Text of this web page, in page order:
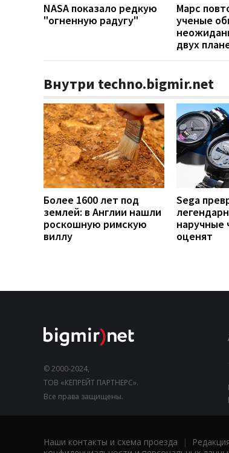
NASA показало редкую
"огненную радугу"
Марс
ученые
двух
Внутри techno.bigmir.net
Более 1600 лет под
землей: в Англии нашли
роскошную римскую
виллу
Sega
наручные
оценят
© 2000-2024,
ТОВ «КЕПРЕЙТ ПАРТНЕРС».
Все права защищены.
Наши контакты и схема проезда |